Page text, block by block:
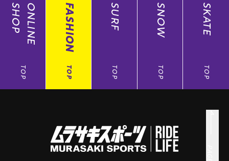
ONLINE
SHOP
TOP
FASHION
TOP
SURF
TOP
SNOW
TOP
SKATE
TOP